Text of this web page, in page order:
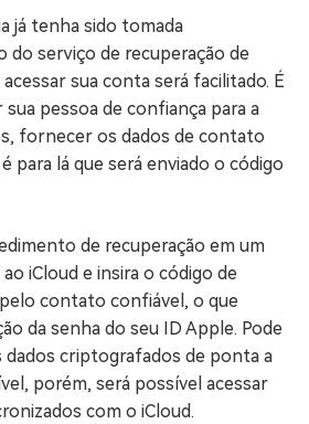
já tenha sido tomada
serviço de recuperação de
sua conta será facilitado. É
pessoa de confiança para a
fornecer os dados de contato
para lá que será enviado o código
de recuperação em um
iCloud e insira o código de
contato confiável, o que
da senha do seu ID Apple. Pode
dados criptografados de ponta a
porém, será possível acessar
com o iCloud.